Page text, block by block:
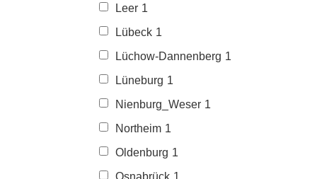
Leer 1
Lübeck 1
Lüchow-Dannenberg 1
Lüneburg 1
Nienburg_Weser 1
Northeim 1
Oldenburg 1
Osnabrück 1